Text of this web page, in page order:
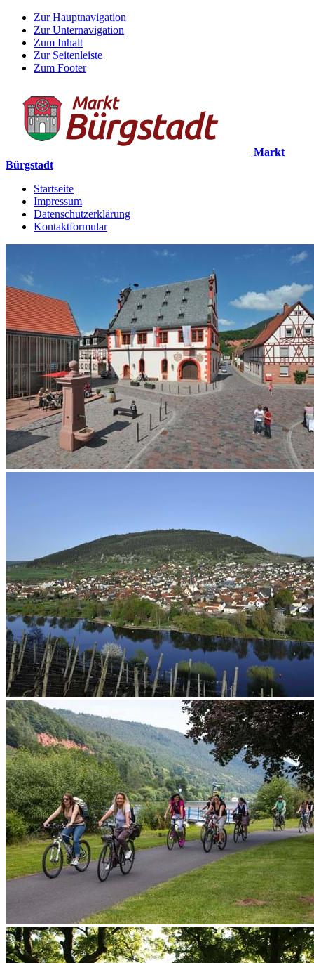
Zur Hauptnavigation
Zur Unternavigation
Zum Inhalt
Zur Seitenleiste
Zum Footer
Markt
Bürgstadt
Startseite
Impressum
Datenschutzerklärung
Kontaktformular